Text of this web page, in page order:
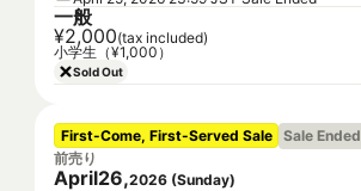
一般
¥2,000(tax included)
小学生（¥1,000）
Sold Out
First-Come, First-Served Sale Sale Ended
前売り
April26,2026 (Sunday)